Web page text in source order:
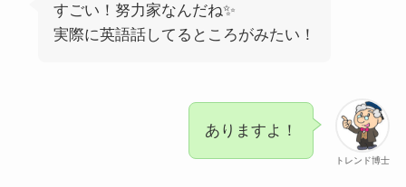
すごい！努力家なんだね✨
実際に英語話してるところがみたい！
トレンド博士
ありますよ！